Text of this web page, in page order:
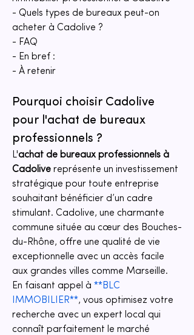
- Quels types de bureaux peut-on
acheter à Cadolive ?
- FAQ
- En bref :
- À retenir
Pourquoi choisir Cadolive
pour l'achat de bureaux
professionnels ?
L'achat de bureaux professionnels à
Cadolive représente un investissement
stratégique pour toute entreprise
souhaitant bénéficier d’un cadre
stimulant. Cadolive, une charmante
commune située au cœur des Bouches-
du-Rhône, offre une qualité de vie
exceptionnelle avec un accès facile
aux grandes villes comme Marseille.
En faisant appel à **BLC
IMMOBILIER**, vous optimisez votre
recherche avec un expert local qui
connaît parfaitement le marché